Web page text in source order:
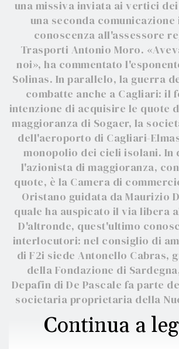
una missiva inviata ai vertici
una seconda
conoscenza all'assessore
Trasporti Antonio Moro.
noi», ha commentato
Solinas. In parallelo, la guerra
combatte anche a Cagliari: il
intenzione di acquisire le quote
maggioranza di Sogaer, la
dell'aeroporto di Cagliari-
monopolio dei cieli isolani. In
l'azionista di maggioranza,
quote, è la Camera di
Oristano guidata da Maurizio
quale ha auspicato il via libera
D'altronde, quest'ultimo
interlocutori: nel consiglio di
di F2i siede Antonello Cabras,
della Fondazione di
Depafin di De Pascale fa parte
societaria proprietaria della
Continua a